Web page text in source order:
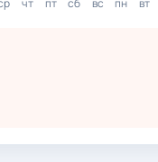
чт пт сб вс пн вт